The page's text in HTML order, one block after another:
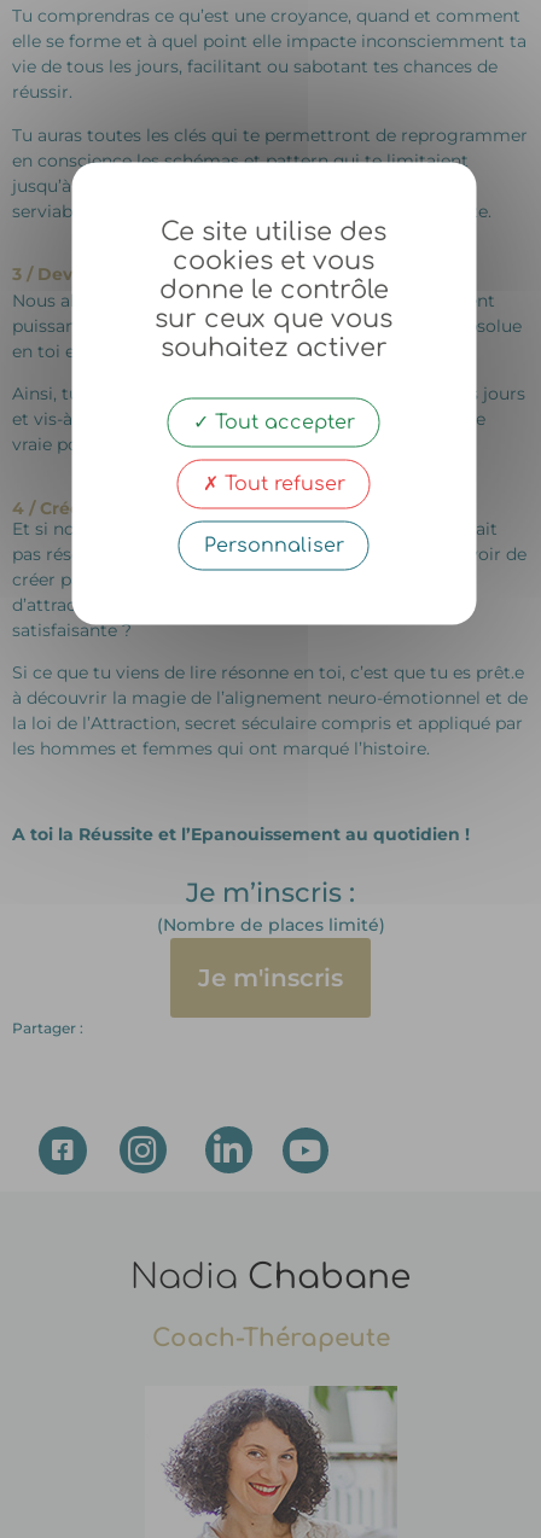
Tu comprendras ce qu’est une croyance, quand et comment
elle se forme et à quel point elle impacte inconsciemment ta
vie de tous les jours, facilitant ou sabotant tes chances de
réussir.
Tu auras toutes les clés qui te permettront de reprogrammer
en conscience les schémas et pattern qui te limitaient
jusqu’à aujourd’hui pour laisser place à des croyances
serviables pour toi engendrant ainsi bien-être et réussite.
3 / Deviens leader de ta vie !
Nous allons te transmettre une méthode incroyablement
puissante et efficace pour développer une confiance absolue
en toi et en la Vie.
Ainsi, tu pourras mettre en place dans ta vie de tous les jours
et vis-à-vis de n’importe quelle personne ou objectif une
vraie posture de gagnant.e et de leader !
4 / Créé des résultats extraordinaires dans ta vie !
Et si nous te disions que vivre une vie merveilleuse n’était
pas réservé aux autres et que TOI aussi, tu avais le pouvoir de
créer par tes pensées, tes émotions et ton pouvoir
d’attraction, une réalité puissante et pleinement
satisfaisante ?
Si ce que tu viens de lire résonne en toi, c’est que tu es prêt.e
à découvrir la magie de l’alignement neuro-émotionnel et de
la loi de l’Attraction, secret séculaire compris et appliqué par
les hommes et femmes qui ont marqué l’histoire.
A toi la Réussite et l’Epanouissement au quotidien !
Je m’inscris :
(Nombre de places limité)
Je m'inscris
Partager :
Nadia Chabane
Coach-Thérapeute
Ce site utilise des
cookies et vous
donne le contrôle
sur ceux que vous
souhaitez activer
Tout accepter
Tout refuser
Personnaliser